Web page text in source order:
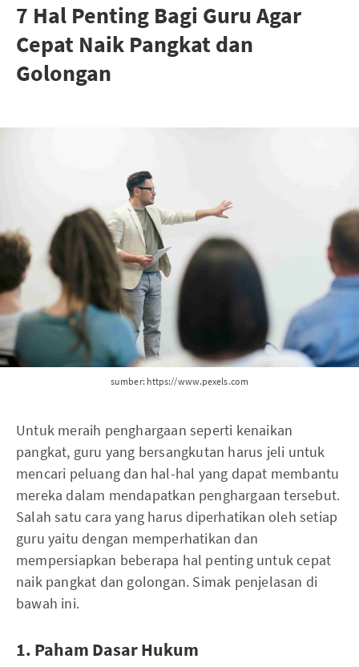
7 Hal Penting Bagi Guru Agar
Cepat Naik Pangkat dan
Golongan
sumber: https://www.pexels.com
Untuk meraih penghargaan seperti kenaikan
pangkat, guru yang bersangkutan harus jeli untuk
mencari peluang dan hal-hal yang dapat membantu
mereka dalam mendapatkan penghargaan tersebut.
Salah satu cara yang harus diperhatikan oleh setiap
guru yaitu dengan memperhatikan dan
mempersiapkan beberapa hal penting untuk cepat
naik pangkat dan golongan. Simak penjelasan di
bawah ini.
1. Paham Dasar Hukum